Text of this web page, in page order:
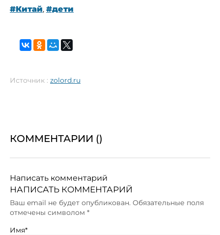
#Китай, #дети
Источник : zolord.ru
КОММЕНТАРИИ ()
Написать комментарий
НАПИСАТЬ КОММЕНТАРИЙ
Ваш email не будет опубликован. Обязательные поля
отмечены символом *
Имя*